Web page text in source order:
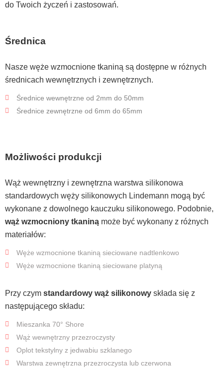
do Twoich życzeń i zastosowań.
Średnica
Nasze węże wzmocnione tkaniną są dostępne w różnych
średnicach wewnętrznych i zewnętrznych.
Średnice wewnętrzne od 2mm do 50mm
Średnice zewnętrzne od 6mm do 65mm
Możliwości produkcji
Wąż wewnętrzny i zewnętrzna warstwa silikonowa
standardowych węży silikonowych Lindemann mogą być
wykonane z dowolnego kauczuku silikonowego. Podobnie,
wąż wzmocniony tkaniną może być wykonany z różnych
materiałów:
Węże wzmocnione tkaniną sieciowane nadtlenkowo
Węże wzmocnione tkaniną sieciowane platyną
Przy czym standardowy wąż silikonowy składa się z
następującego składu:
Mieszanka 70° Shore
Wąż wewnętrzny przezroczysty
Oplot tekstylny z jedwabiu szklanego
Warstwa zewnętrzna przezroczysta lub czerwona